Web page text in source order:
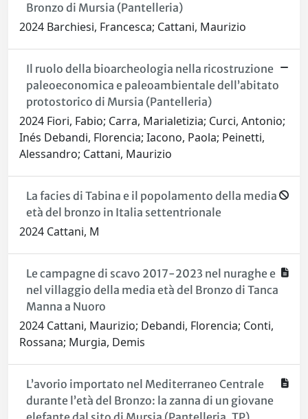
Bronzo di Mursia (Pantelleria)
2024 Barchiesi, Francesca; Cattani, Maurizio
Il ruolo della bioarcheologia nella ricostruzione
paleoeconomica e paleoambientale dell’abitato
protostorico di Mursia (Pantelleria)
2024 Fiori, Fabio; Carra, Marialetizia; Curci, Antonio;
Inés Debandi, Florencia; Iacono, Paola; Peinetti,
Alessandro; Cattani, Maurizio
La facies di Tabina e il popolamento della media
età del bronzo in Italia settentrionale
2024 Cattani, M
Le campagne di scavo 2017-2023 nel nuraghe e
nel villaggio della media età del Bronzo di Tanca
Manna a Nuoro
2024 Cattani, Maurizio; Debandi, Florencia; Conti,
Rossana; Murgia, Demis
L’avorio importato nel Mediterraneo Centrale
durante l’età del Bronzo: la zanna di un giovane